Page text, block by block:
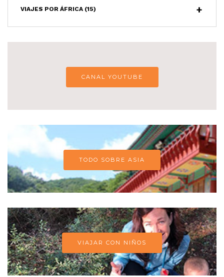
VIAJES POR ÁFRICA (15)
CANAL YOUTUBE
TODO SOBRE ASIA
VIAJAR CON NIÑOS